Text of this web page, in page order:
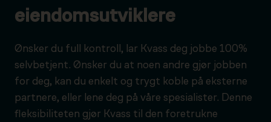
eiendomsutviklere
Ønsker du full kontroll, lar Kvass deg jobbe 100%
selvbetjent. Ønsker du at noen andre gjør jobben
for deg, kan du enkelt og trygt koble på eksterne
partnere, eller lene deg på våre spesialister. Denne
fleksibiliteten gjør Kvass til den foretrukne